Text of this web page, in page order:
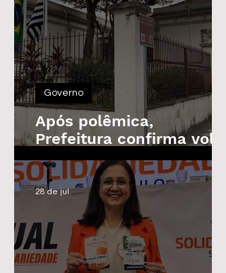
Após polêmica,
Prefeitura confirma volta
do Prêmio de
Assiduidade
Governo
28 de jul.